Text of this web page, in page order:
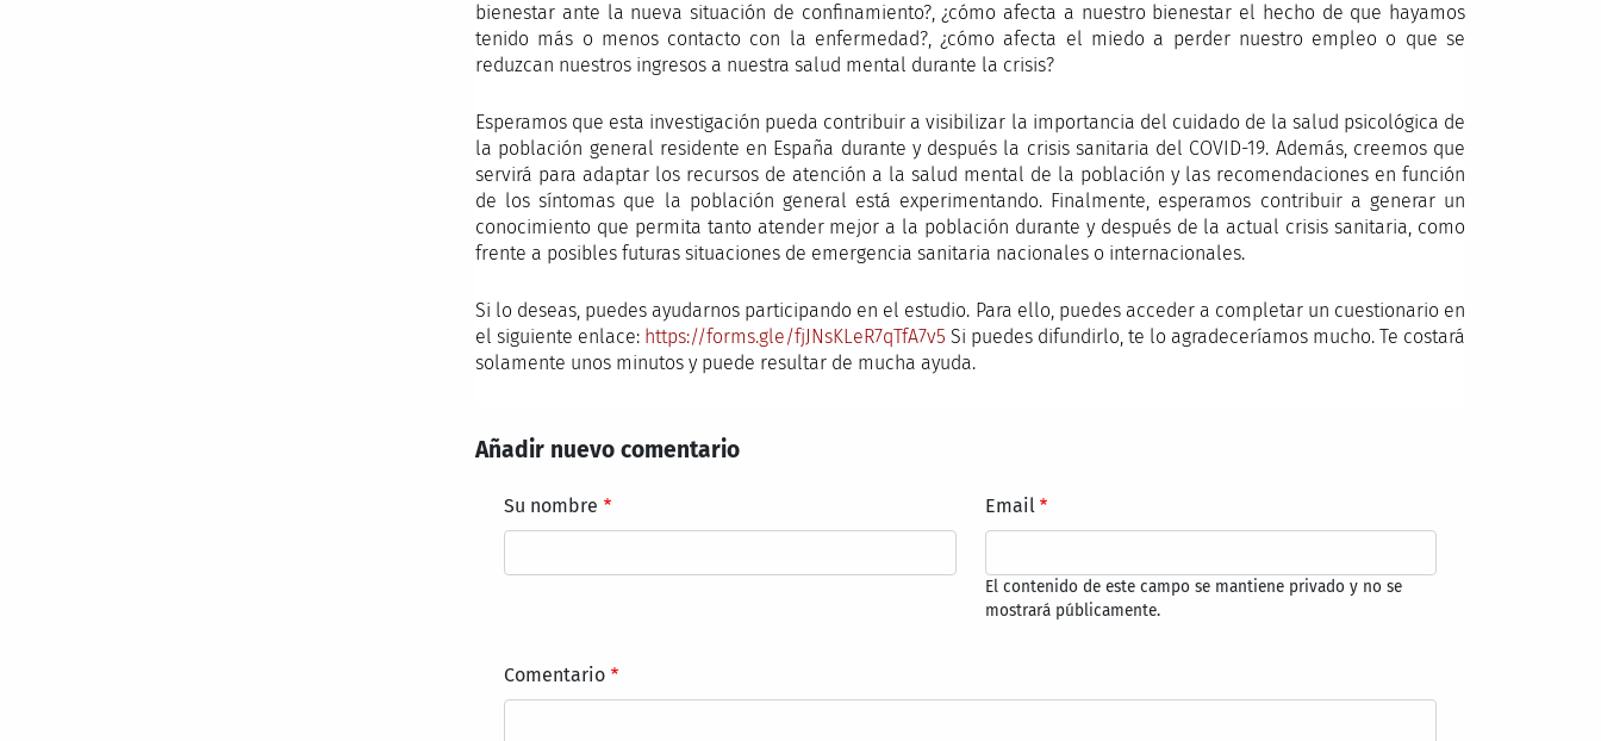
bienestar ante la nueva situación de confinamiento?, ¿cómo afecta a nuestro bienestar el hecho de que hayamos
tenido más o menos contacto con la enfermedad?, ¿cómo afecta el miedo a perder nuestro empleo o que se
reduzcan nuestros ingresos a nuestra salud mental durante la crisis?
Esperamos que esta investigación pueda contribuir a visibilizar la importancia del cuidado de la salud psicológica de
la población general residente en España durante y después la crisis sanitaria del COVID-19. Además, creemos que
servirá para adaptar los recursos de atención a la salud mental de la población y las recomendaciones en función
de los síntomas que la población general está experimentando. Finalmente, esperamos contribuir a generar un
conocimiento que permita tanto atender mejor a la población durante y después de la actual crisis sanitaria, como
frente a posibles futuras situaciones de emergencia sanitaria nacionales o internacionales.
Si lo deseas, puedes ayudarnos participando en el estudio. Para ello, puedes acceder a completar un cuestionario en
el siguiente enlace: https://forms.gle/fjJNsKLeR7qTfA7v5 Si puedes difundirlo, te lo agradeceríamos mucho. Te costará
solamente unos minutos y puede resultar de mucha ayuda.
Añadir nuevo comentario
Su nombre Email
El contenido de este campo se mantiene privado y no se
mostrará públicamente.
Comentario